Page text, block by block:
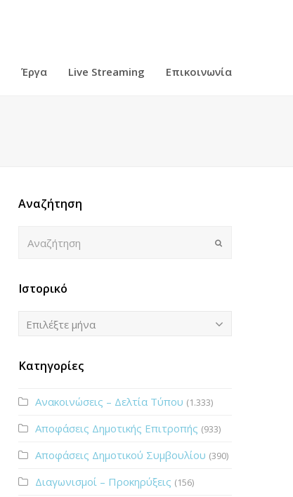
Έργα Live Streaming Επικοινωνία
Αναζήτηση
Ιστορικό
Ιστορικό
Επιλέξτε μήνα
Κατηγορίες
Ανακοινώσεις – Δελτία Τύπου (1.333)
Αποφάσεις Δημοτικής Επιτροπής (933)
Αποφάσεις Δημοτικού Συμβουλίου (390)
Διαγωνισμοί – Προκηρύξεις (156)